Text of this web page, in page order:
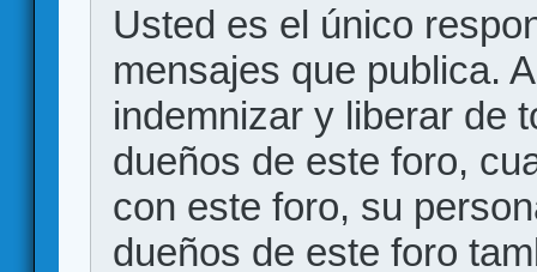
Usted es el único
mensajes que publica.
indemnizar y liberar de
dueños de este foro,
con este foro, su
dueños de este foro